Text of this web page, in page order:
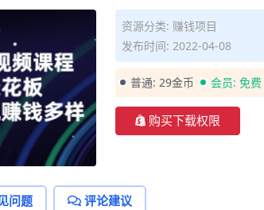
资源分类: 赚钱项目
发布时间: 2022-04-08
普通: 29金币 会员: 免费
购买下载权限
问题 评论建议